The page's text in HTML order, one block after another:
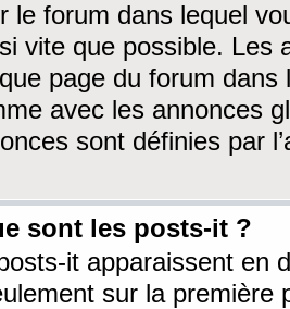
le forum dans lequel
vite que possible. Les
page du forum dans
avec les annonces
sont définies par
sont les posts-it ?
it apparaissent en
sur la première